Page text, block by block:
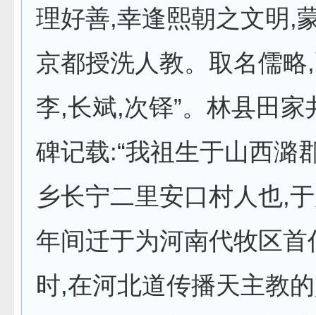
理好善,幸逢熙朝之文明,
京都授洗人教。取名儒略
李,长斌,次铎”。林县田家
碑记载:“我祖生于山西潞
乡长宁二里安口村人也,
年间迁于为河南代牧区首
时,在河北道传播天主教